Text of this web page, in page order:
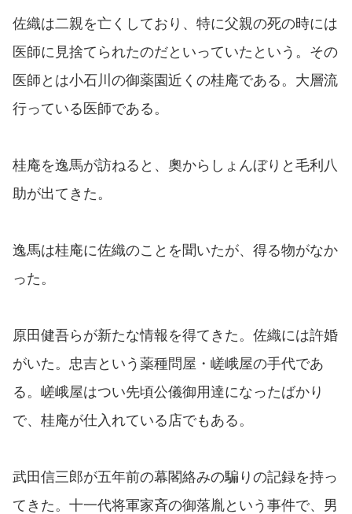
佐織は二親を亡くしており、特に父親の死の時には
医師に見捨てられたのだといっていたという。その
医師とは小石川の御薬園近くの桂庵である。大層流
行っている医師である。
桂庵を逸馬が訪ねると、奧からしょんぼりと毛利八
助が出てきた。
逸馬は桂庵に佐織のことを聞いたが、得る物がなか
った。
原田健吾らが新たな情報を得てきた。佐織には許婚
がいた。忠吉という薬種問屋・嵯峨屋の手代であ
る。嵯峨屋はつい先頃公儀御用達になったばかり
で、桂庵が仕入れている店でもある。
武田信三郎が五年前の幕閣絡みの騙りの記録を持っ
てきた。十一代将軍家斉の御落胤という事件で、男